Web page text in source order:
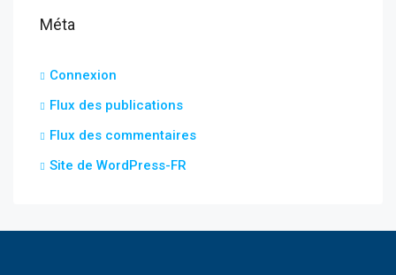
Méta
Connexion
Flux des publications
Flux des commentaires
Site de WordPress-FR